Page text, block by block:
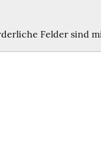
Felder sind